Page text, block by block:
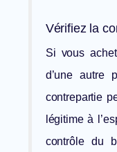
Vérifiez la
Si vous
d’une autre
contrepartie
légitime à
contrôle du